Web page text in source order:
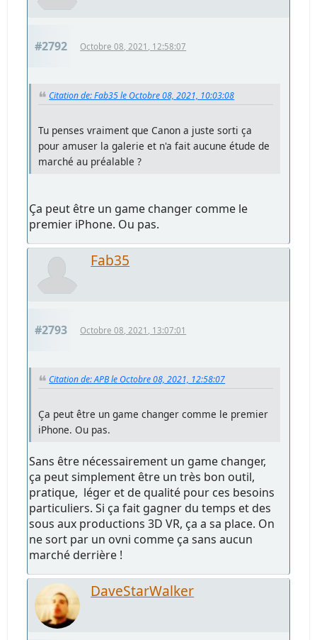
#2792 Octobre 08, 2021, 12:58:07
Citation de: Fab35 le Octobre 08, 2021, 10:03:08
Tu penses vraiment que Canon a juste sorti ça
pour amuser la galerie et n'a fait aucune étude de
marché au préalable ?
Ça peut être un game changer comme le
premier iPhone. Ou pas.
Fab35
#2793 Octobre 08, 2021, 13:07:01
Citation de: APB le Octobre 08, 2021, 12:58:07
Ça peut être un game changer comme le premier
iPhone. Ou pas.
Sans être nécessairement un game changer,
ça peut simplement être un très bon outil,
pratique, léger et de qualité pour ces besoins
particuliers. Si ça fait gagner du temps et des
sous aux productions 3D VR, ça a sa place. On
ne sort par un ovni comme ça sans aucun
marché derrière !
DaveStarWalker